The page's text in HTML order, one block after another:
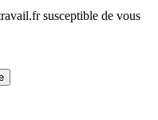
susceptible de vous